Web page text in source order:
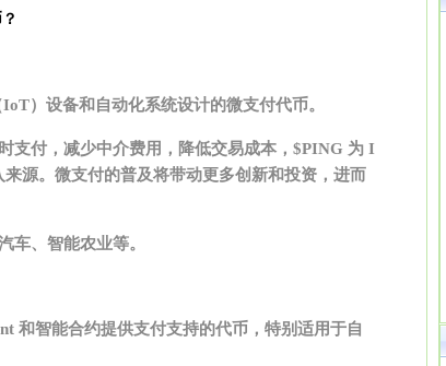
）设备和自动化系统设计的微支付代币。
支付，减少中介费用，降低交易成本，$PING 为 I
源。微支付的普及将带动更多创新和投资，进而
车、智能农业等。
和智能合约提供支付支持的代币，特别适用于自